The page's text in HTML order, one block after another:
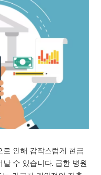
로 인해 갑작스럽게 현금
수 있습니다. 급한 병원